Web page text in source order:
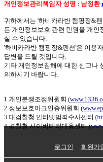
개인정보관리책임자 성명 : 남정환
귀하께서는 '하비카라반 캠핑장&
든 개인정보보호 관련 민원을 개
실 수 있습니다.
'하비카라반 캠핑장&펜션'은 이용
답변을 드릴 것입니다.
기타 개인정보침해에 대한 신고나
의하시기 바랍니다.
1.개인분쟁조정위원회 (
2.정보보호마크인증위원회 (
3.대검찰청 인터넷범죄수사센터 (
4.경찰청 사이버테러대응센터 (
로그인 회원가